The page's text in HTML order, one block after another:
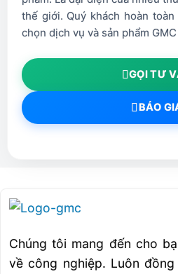
Diện tích mặt sàn yêu cầu
Trọng lượng máy
thế giới. Quý khách hoàn
chọn dịch vụ và sản phẩm GMC
GỌI TƯ
BÁO
Chúng tôi mang đến cho
về công nghiệp. Luôn